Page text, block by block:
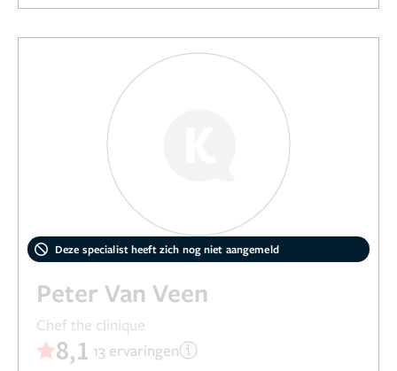
Deze specialist heeft zich nog niet aangemeld
Peter Van Veen
Chef the clinique
8,1 13 ervaringen